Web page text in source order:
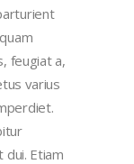
feugiat a,
varius
dui. Etiam